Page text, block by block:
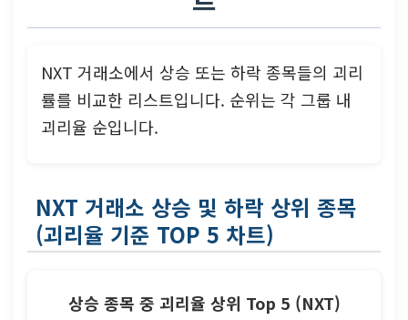
NXT 거래소에서 상승 또는 하락 종목들의 괴리
률를 비교한 리스트입니다. 순위는 각 그룹 내
괴리율 순입니다.
NXT 거래소 상승 및 하락 상위 종목
(괴리율 기준 TOP 5 차트)
상승 종목 중 괴리율 상위 Top 5 (NXT)